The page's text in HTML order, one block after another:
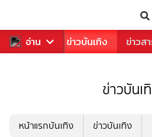
อ่าน
ฬา ข่าว ข่าวบันเทิง ข่าวส
ข่าวบันเ
หน้าแรกบันเทิง ข่าวบันเทิง